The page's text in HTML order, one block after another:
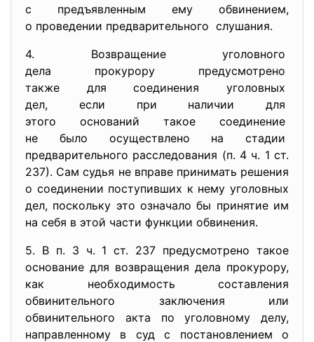
с предъявленным ему обвинением,
о проведении предварительного слушания.
4. Возвращение уголовного
дела прокурору предусмотрено
также для соединения уголовных
дел, если при наличии для
этого оснований такое соединение
не было осуществлено на стадии
предварительного расследования (п. 4 ч. 1 ст.
237). Сам судья не вправе принимать решения
о соединении поступивших к нему уголовных
дел, поскольку это означало бы принятие им
на себя в этой части функции обвинения.
5. В п. 3 ч. 1 ст. 237 предусмотрено такое
основание для возвращения дела прокурору,
как необходимость составления
обвинительного заключения или
обвинительного акта по уголовному делу,
направленному в суд с постановлением о